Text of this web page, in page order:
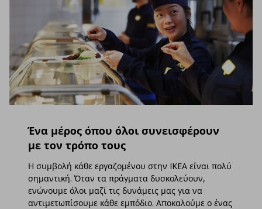
Ένα μέρος όπου όλοι συνεισφέρουν
με τον τρόπο τους
Η συμβολή κάθε εργαζομένου στην IKEA είναι πολύ
σημαντική. Όταν τα πράγματα δυσκολεύουν,
ενώνουμε όλοι μαζί τις δυνάμεις μας για να
αντιμετωπίσουμε κάθε εμπόδιο. Αποκαλούμε ο ένας